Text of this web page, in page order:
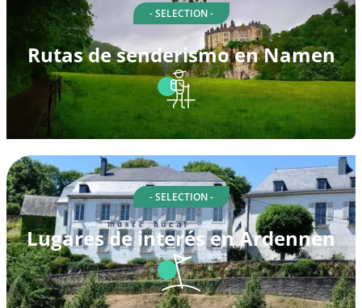
- SELECTION -
Rutas de senderismo en Namen
- SELECTION -
Lugares de interés en Ardennen